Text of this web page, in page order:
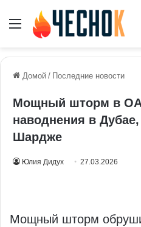
Меню
Домой / Последние новости
Мощный шторм в
наводнения в
Шардже
Юлия Дидух 27.03.2026
Мощный шторм